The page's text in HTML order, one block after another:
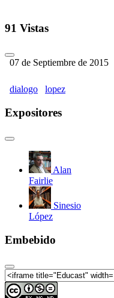
91 Vistas
07 de Septiembre de 2015
dialogo lopez
Expositores
Alan
Fairlie
Sinesio
López
Embebido